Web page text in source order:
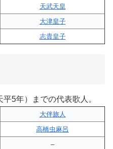
天武天皇
大津皇子
志貴皇子
5年）までの代表歌人。
大伴旅人
高橋虫麻呂
–